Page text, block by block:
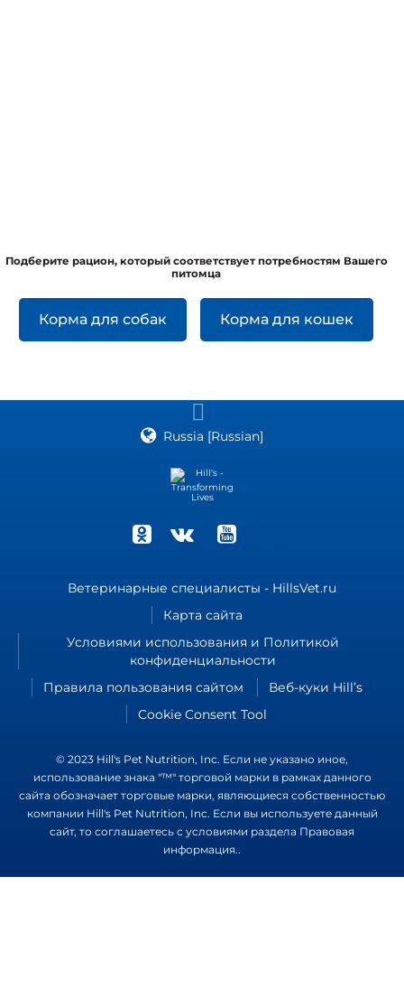
Подберите рацион, который соответствует потребностям Вашего
питомца
Корма для собак Корма для кошек
Russia [Russian]
Ветеринарные специалисты - HillsVet.ru
Карта сайта
Условиями использования и Политикой
конфиденциальности
Правила пользования сайтом
Веб-куки Hill’s
Cookie Consent Tool
© 2023 Hill's Pet Nutrition, Inc. Если не указано иное,
использование знака "™" торговой марки в рамках данного
сайта обозначает торговые марки, являющиеся собственностью
компании Hill's Pet Nutrition, Inc. Если вы используете данный
сайт, то соглашаетесь с условиями раздела Правовая
информация..